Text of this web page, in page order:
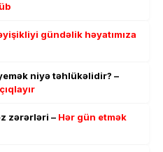
gündəlik həyatımıza
niyə təhlükəlidir? –
zərərləri – Hər gün etmək